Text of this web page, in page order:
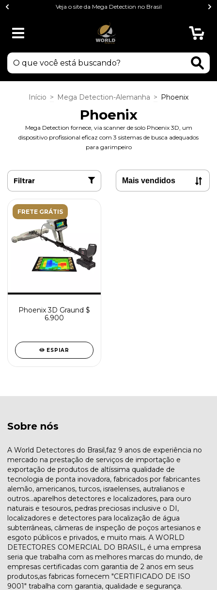
Veja o site da Mega Detection no Brasil
Início > Mega Detection-Alemanha > Phoenix
Phoenix
Mega Detection fornece, via scanner de solo Phoenix 3D, um
dispositivo profissional eficaz com 3 sistemas de busca adequados
para garimpeiro
Filtrar
FRETE GRÁTIS
Phoenix 3D Graund $
6.900
ESPIAR
Sobre nós
A World Detectores do Brasil,faz 9 anos de experiência no
mercado na prestação de serviços de importação e
exportação de produtos de altíssima qualidade de
tecnologia de ponta inovadora, fabricados por fabricantes
alemão, americanos, turcos, israelenses, autralianos e
outros...aparelhos detectores e localizadores, para ouro
naturais e tesouros, pedras preciosas inclusive o DI,
localizadores e detectores para localização de água
subterrâneas, câmeras de inspeção de poços artesianos e
esgoto públicos e privados, e muito mais. A WORLD
DETECTORES COMERCIAL DO BRASIL, é uma empresa
seria que trabalha com as melhores marcas do mundo, de
empresas certificadas com garantia de 2 anos em seus
produtos,as fabricas fornecem "CERTIFICADO DE ISO
9001" trabalha com garantia, qualidade e segurança.